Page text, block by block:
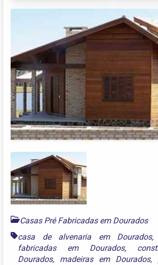
Casas Pré Fabricadas em Dourados
casa de alvenaria em Dourados,
fabricadas em Dourados,
Dourados, madeiras em Dourados,